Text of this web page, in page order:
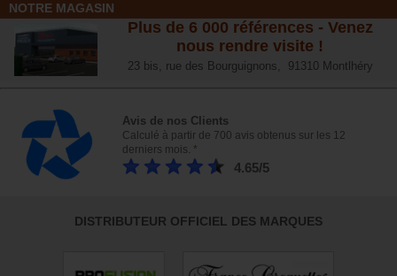
NOTRE MAGASIN
Plus de 6 000 références - Venez
nous rendre visite !
23 bis, rue des Bourguignons, 91310 Montlhéry
Avis de nos Clients
Calculé à partir de 700 avis obtenus sur les 12
derniers mois. *
4.65/5
DISTRIBUTEUR OFFICIEL DES MARQUES